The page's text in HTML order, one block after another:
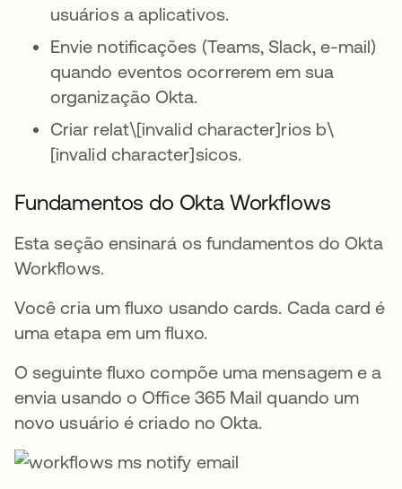
usuários a aplicativos.
Envie notificações (Teams, Slack, e-mail)
quando eventos ocorrerem em sua
organização Okta.
Criar relat\[invalid character]rios b\
[invalid character]sicos.
Fundamentos do Okta Workflows
Esta seção ensinará os fundamentos do Okta
Workflows.
Você cria um fluxo usando cards. Cada card é
uma etapa em um fluxo.
O seguinte fluxo compõe uma mensagem e a
envia usando o Office 365 Mail quando um
novo usuário é criado no Okta.